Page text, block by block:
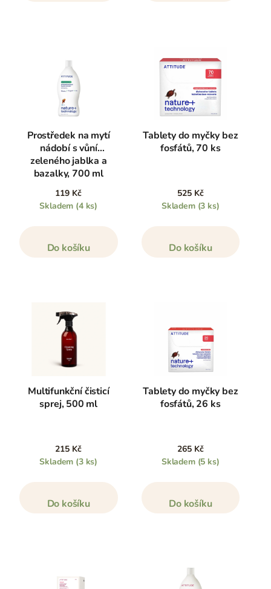
Prostředek na mytí
nádobí s vůní
zeleného jablka a
bazalky, 700 ml
119 Kč
Skladem (4 ks)
Do košíku
Tablety do myčky bez
fosfátů, 70 ks
525 Kč
Skladem (3 ks)
Do košíku
Multifunkční čisticí
sprej, 500 ml
215 Kč
Skladem (3 ks)
Do košíku
Tablety do myčky bez
fosfátů, 26 ks
265 Kč
Skladem (5 ks)
Do košíku